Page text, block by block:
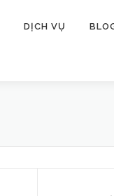
DỊCH VỤ